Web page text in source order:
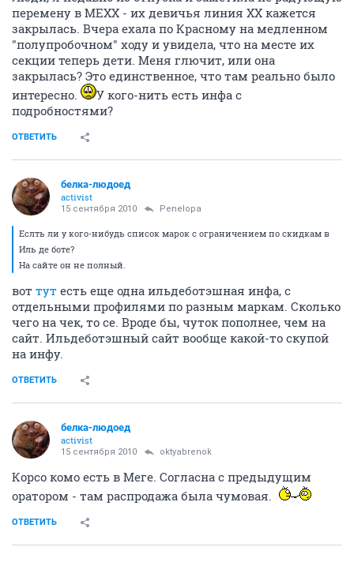
перемену в МЕXX - их девичья линия XX кажется
закрылась. Вчера ехала по Красному на медленном
"полупробочном" ходу и увидела, что на месте их
секции теперь дети. Меня глючит, или она
закрылась? Это единственное, что там реально было
интересно.
У кого-нить есть инфа с
подробностями?
ОТВЕТИТЬ
белка-людоед
activist
15 сентября 2010 Penelopa
Еслть ли у кого-нибудь список марок с ограничением по скидкам в
Иль де боте?
На сайте он не полный.
вот тут есть еще одна ильдеботэшная инфа, с
отдельными профилями по разным маркам. Сколько
чего на чек, то се. Вроде бы, чуток пополнее, чем на
сайт. Ильдеботэшный сайт вообще какой-то скупой
на инфу.
ОТВЕТИТЬ
белка-людоед
activist
15 сентября 2010 oktyabrenok
Корсо комо есть в Меге. Согласна с предыдущим
оратором - там распродажа была чумовая.
ОТВЕТИТЬ